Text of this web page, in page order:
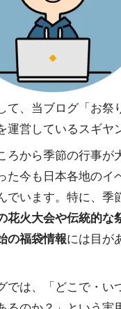
て、当ブログ「お祭
運営しているスギヤ
ろから季節の行事が
た今も日本各地のイ
でいます。特に、季
花火大会や伝統的な
の福袋情報には目が
では、「どこで・い